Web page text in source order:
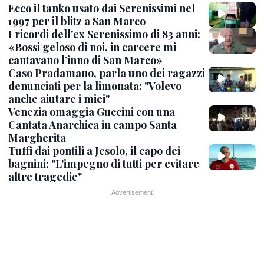
Ecco il tanko usato dai Serenissimi nel
1997 per il blitz a San Marco
I ricordi dell'ex Serenissimo di 83 anni:
«Bossi geloso di noi, in carcere mi
cantavano l’inno di San Marco»
Caso Pradamano, parla uno dei ragazzi
denunciati per la limonata: "Volevo
anche aiutare i miei"
Venezia omaggia Guccini con una
Cantata Anarchica in campo Santa
Margherita
Tuffi dai pontili a Jesolo, il capo dei
bagnini: "L'impegno di tutti per evitare
altre tragedie"